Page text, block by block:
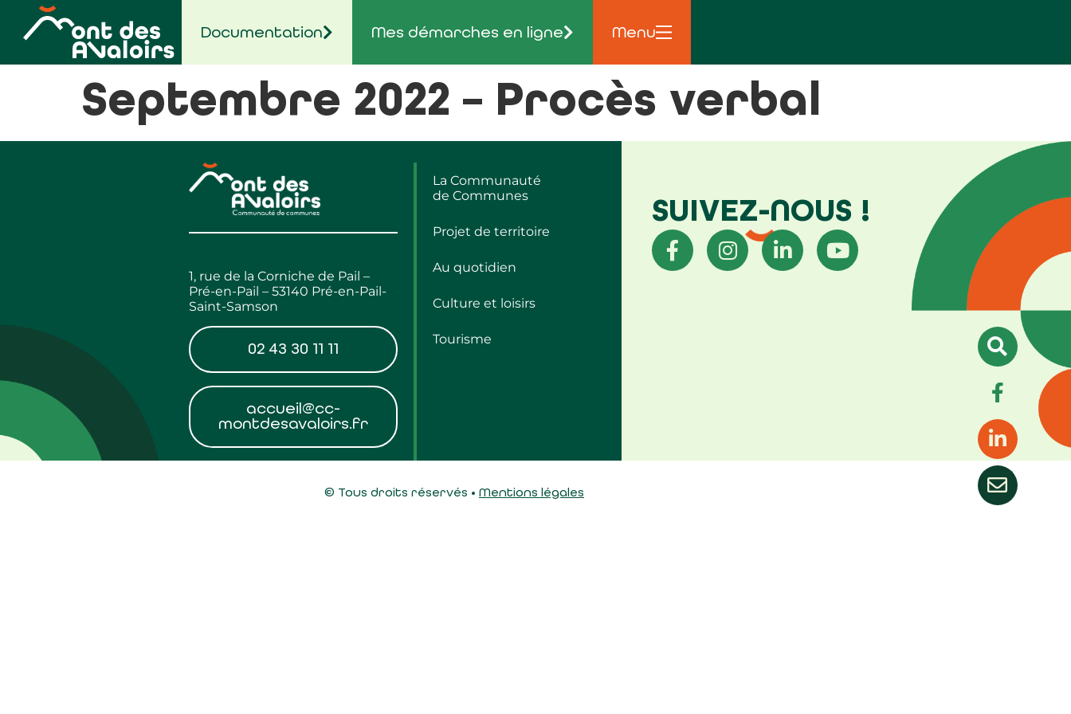
principal
Documentation Mes démarches en ligne Menu
Septembre 2022 – Procès verbal
1, rue de la Corniche de Pail –
Pré-en-Pail – 53140 Pré-en-Pail-
Saint-Samson
02 43 30 11 11
accueil@cc-
montdesavaloirs.fr
La Communauté
de Communes
Projet de territoire
Au quotidien
Culture et loisirs
Tourisme
SUIVEZ-NOUS !
© Tous droits réservés • Mentions légales